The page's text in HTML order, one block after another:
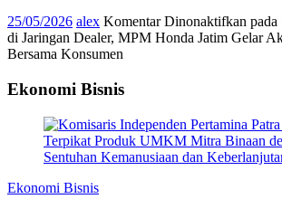
25/05/2026 alex Komentar Dinonaktifkan pada
di Jaringan Dealer, MPM Honda Jatim Gelar
Bersama Konsumen
Ekonomi Bisnis
Ekonomi Bisnis